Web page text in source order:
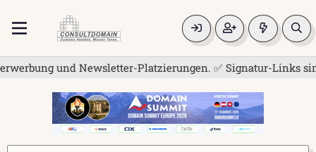
und Newsletter-Platzierungen. ✅ Signatur-Links